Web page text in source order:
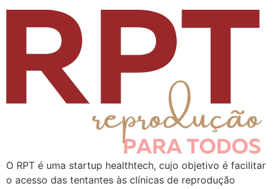
O RPT é uma startup healthtech, cujo objetivo é facilitar
o acesso das tentantes às clínicas de reprodução